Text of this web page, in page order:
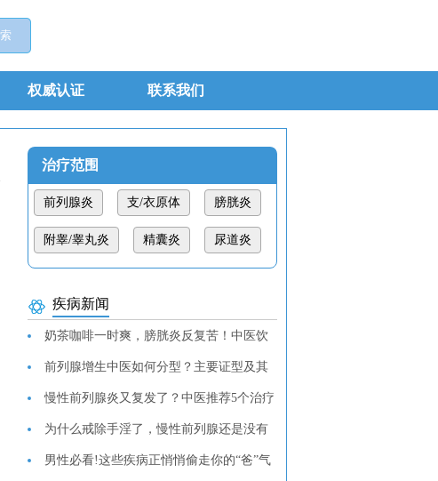
权威认证 联系我们
治疗范围
前列腺炎 支/衣原体 膀胱炎
附睾/睾丸炎 精囊炎 尿道炎
疾病新闻
奶茶咖啡一时爽，膀胱炎反复苦！中医饮
食调理教你找回清爽！
前列腺增生中医如何分型？主要证型及其
诊断特征
慢性前列腺炎又复发了？中医推荐5个治疗
前列腺疾病的中药方剂
为什么戒除手淫了，慢性前列腺还是没有
好？男性必看!这些疾病正悄悄偷走你的“爸”气